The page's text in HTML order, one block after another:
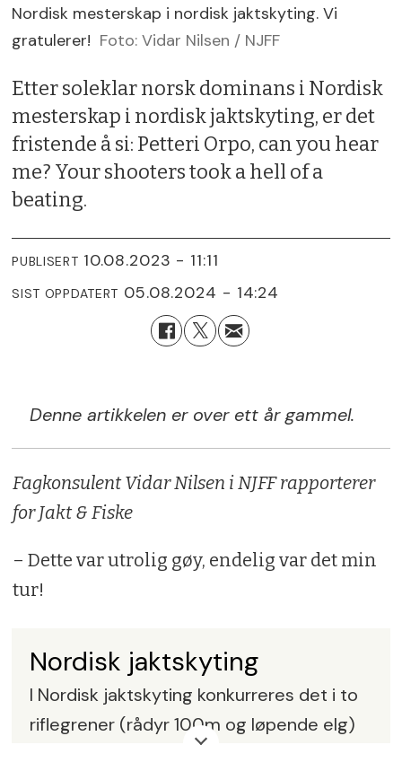
Nordisk mesterskap i nordisk jaktskyting. Vi
gratulerer! Foto: Vidar Nilsen / NJFF
Etter soleklar norsk dominans i Nordisk
mesterskap i nordisk jaktskyting, er det
fristende å si: Petteri Orpo, can you hear
me? Your shooters took a hell of a
beating.
PUBLISERT 10.08.2023 - 11:11
SIST OPPDATERT 05.08.2024 - 14:24
Denne artikkelen er over ett år gammel.
Fagkonsulent Vidar Nilsen i NJFF rapporterer
for Jakt & Fiske
– Dette var utrolig gøy, endelig var det min
tur!
Nordisk jaktskyting
I Nordisk jaktskyting konkurreres det i to
riflegrener (rådyr 100m og løpende elg)